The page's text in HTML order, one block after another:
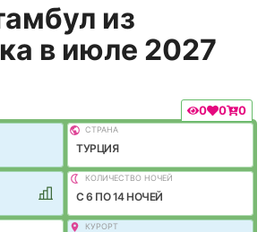
из
в июле 2027
0 0 0
СТРАНА
ТУРЦИЯ
КОЛИЧЕСТВО НОЧЕЙ
C 6 ПО 14 НОЧЕЙ
КУРОРТ